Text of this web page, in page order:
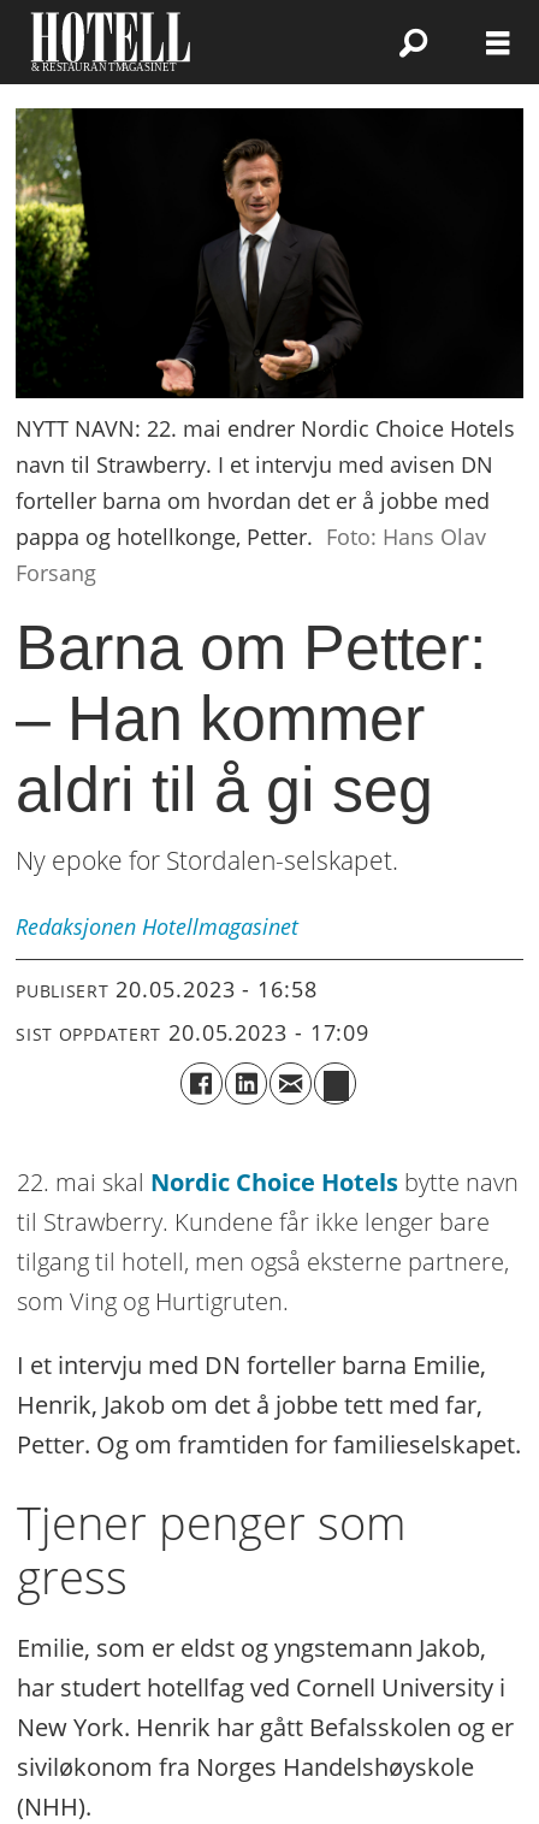
NYTT NAVN: 22. mai endrer Nordic Choice Hotels
navn til Strawberry. I et intervju med avisen DN
forteller barna om hvordan det er å jobbe med
pappa og hotellkonge, Petter. Foto: Hans Olav
Forsang
Barna om Petter:
– Han kommer
aldri til å gi seg
Ny epoke for Stordalen-selskapet.
Redaksjonen Hotellmagasinet
PUBLISERT 20.05.2023 - 16:58
SIST OPPDATERT 20.05.2023 - 17:09
22. mai skal Nordic Choice Hotelsbytte navn
til Strawberry. Kundene får ikke lenger bare
tilgang til hotell, men også eksterne partnere,
som Ving og Hurtigruten.
I et intervju med DN forteller barna Emilie,
Henrik, Jakob om det å jobbe tett med far,
Petter. Og om framtiden for familieselskapet.
Tjener penger som
gress
Emilie, som er eldst og yngstemann Jakob,
har studert hotellfag ved Cornell University i
New York. Henrik har gått Befalsskolen og er
siviløkonom fra Norges Handelshøyskole
(NHH).